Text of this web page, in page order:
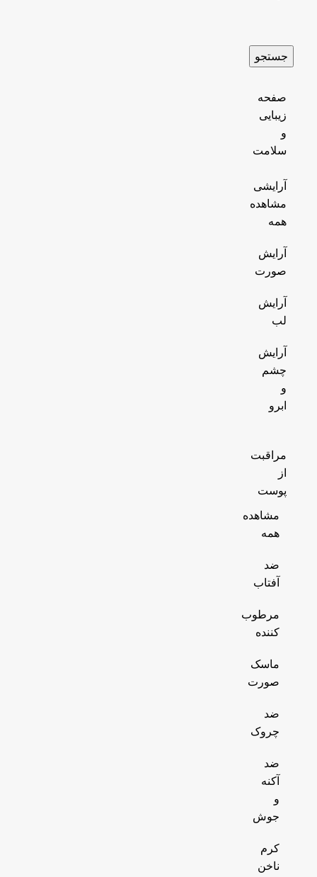
جستجو
صفحه
زیبایی
و
سلامت
آرایشی
مشاهده
همه
آرایش
صورت
آرایش
لب
آرایش
چشم
و
ابرو
مراقبت
از
پوست
مشاهده
همه
ضد
آفتاب
مرطوب
کننده
ماسک
صورت
ضد
چروک
ضد
آکنه
و
جوش
کرم
ناخن